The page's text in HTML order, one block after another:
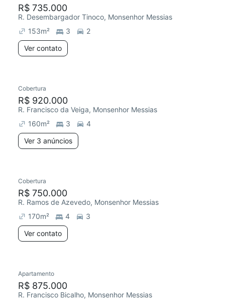
R$ 735.000
R. Desembargador Tinoco, Monsenhor Messias
153m² 3
2
Ver contato
Redecorar
Cobertura
R$ 920.000
R. Francisco da Veiga, Monsenhor Messias
160m² 3
4
Ver 3 anúncios
Cobertura
R$ 750.000
R. Ramos de Azevedo, Monsenhor Messias
170m² 4
3
Ver contato
Apartamento
R$ 875.000
R. Francisco Bicalho, Monsenhor Messias